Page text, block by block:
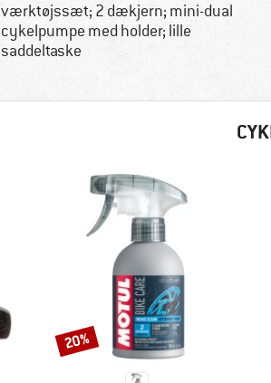
værktøjssæt; 2 dækjern; mini-dual
cykelpumpe med holder; lille
saddeltaske
Rabat
20%